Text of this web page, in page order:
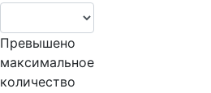
Превышено
максимальное
количество